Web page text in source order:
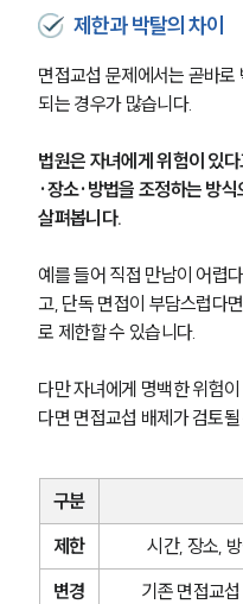
제한과 박탈의 차이
면접교섭 문제에서는 곧바
되는 경우가 많습니다.
법원은 자녀에게 위험이 있
·장소·방법을 조정하는 방
살펴봅니다.
예를 들어 직접 만남이 어렵
고, 단독 면접이 부담스럽다
로 제한할 수 있습니다.
다만 자녀에게 명백한 위험
다면 면접교섭 배제가 검토
구분
제한
시간, 장소,
변경
기존 면접교